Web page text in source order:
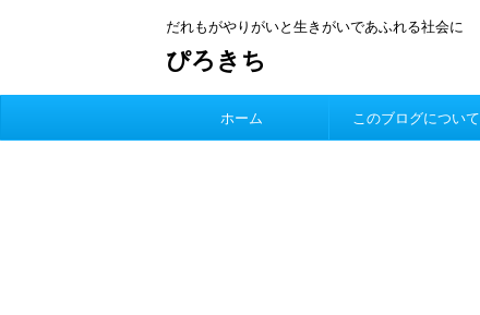
だれもがやりがいと生きがいであふれる社会に
ぴろきち
ホーム このブログについて